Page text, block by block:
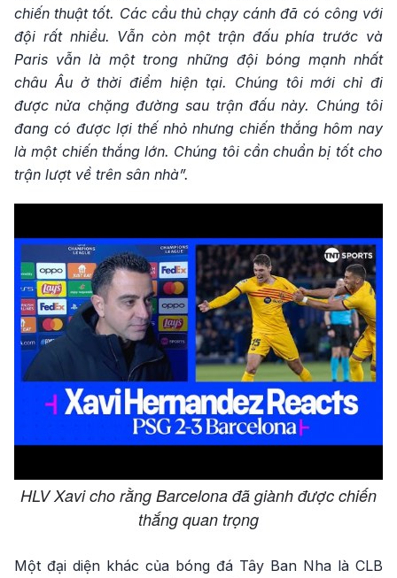
chiến thuật tốt. Các cầu thủ chạy cánh đã có công với
đội rất nhiều. Vẫn còn một trận đấu phía trước và
Paris vẫn là một trong những đội bóng mạnh nhất
châu Âu ở thời điểm hiện tại. Chúng tôi mới chỉ đi
được nửa chặng đường sau trận đấu này. Chúng tôi
đang có được lợi thế nhỏ nhưng chiến thắng hôm nay
là một chiến thắng lớn. Chúng tôi cần chuẩn bị tốt cho
trận lượt về trên sân nhà”.
HLV Xavi cho rằng Barcelona đã giành được chiến
thắng quan trọng
Một đại diện khác của bóng đá Tây Ban Nha là CLB